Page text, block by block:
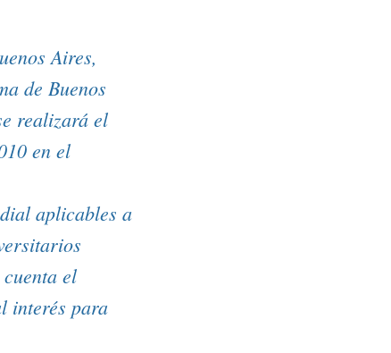
Aires,
de Buenos
realizará el
en el
aplicables a
el
interés para